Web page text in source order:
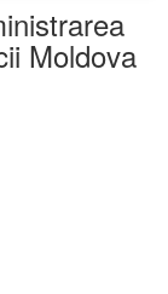
Moldova